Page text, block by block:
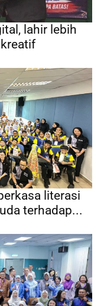
lahir lebih
literasi
terhadap...